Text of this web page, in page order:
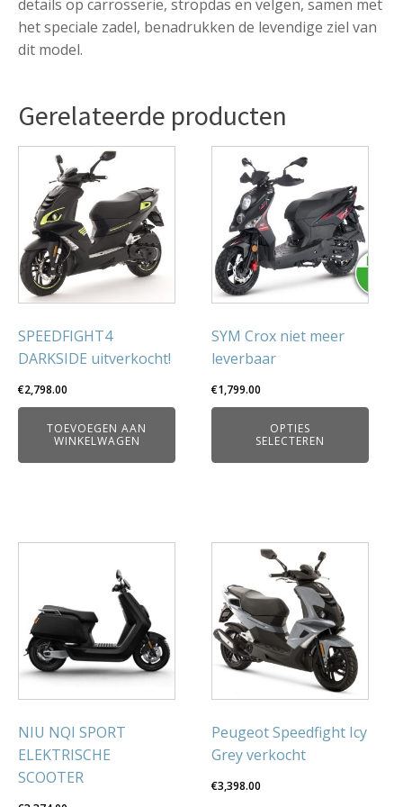
details op carrosserie, stropdas en velgen, samen met
het speciale zadel, benadrukken de levendige ziel van
dit model.
Gerelateerde producten
SPEEDFIGHT4
DARKSIDE uitverkocht!
€2,798.00
TOEVOEGEN AAN
WINKELWAGEN
SYM Crox niet meer
leverbaar
€1,799.00
OPTIES
SELECTEREN
product
heeft
meerdere
variaties.
Deze
optie
gekozen
worden
op
de
productpagina
NIU NQI SPORT
ELEKTRISCHE
SCOOTER
Peugeot Speedfight Icy
Grey verkocht
€3,398.00